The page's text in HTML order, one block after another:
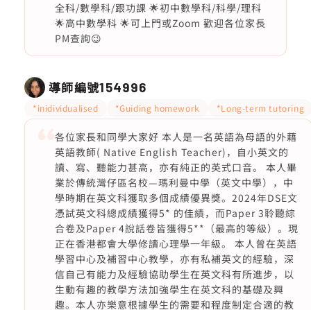
全科/數學科/跟功課 🌟初中數學科/科學/理科
🌟高中數學科 🌟可上門或Zoom 歡迎各位家長
PM查詢😉
導師編號154996
*inidividualised *Guiding homework *Long-term tutoring
各位家長和同學大家好 本人是一名英語為母語的外藉
英語教師( Native English Teacher)，自小英文的
讀、寫、聽能力甚高，亦有純正的英式口音。 本人畢
業於傳統灣仔區名校—瑪利曼中學（英文中學），中
學時期在英文科獲取多個成績優異獎。2024年DSE文
憑試英文科總成績獲得5* 的佳績，而Paper 3聆聽綜
合卷及Paper 4說話卷皆獲得5**（最高的等級）。現
正在香港都會大學修讀心理學一年級。 本人曾在英語
學習中心及補習中心教學，亦有私補英文的經驗，深
信自己有能力及經驗協助學生在英文科有所進步，以
生動有趣的教學方法加強學生在英文科的基礎及興
趣。本人亦樂意根據學生的需要和程度制定合適的教